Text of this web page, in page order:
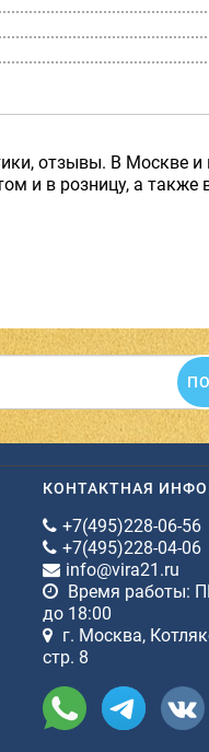
отзывы. В Москве и
и в розницу, а также
КОНТАКТНАЯ
+7(495)228-06-56
+7(495)228-04-06
info@vira21.ru
Время работы:
до 18:00
г. Москва,
стр. 8